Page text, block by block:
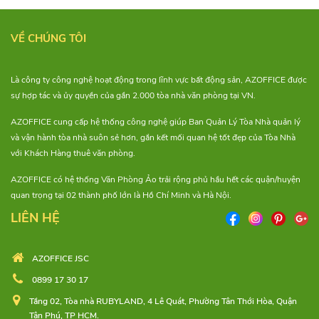
VỀ CHÚNG TÔI
Là công ty công nghệ hoạt động trong lĩnh vực bất động sản, AZOFFICE được
sự hợp tác và ủy quyền của gần 2.000 tòa nhà văn phòng tại VN.
AZOFFICE cung cấp hệ thống công nghệ giúp Ban Quản Lý Tòa Nhà quản lý
và vận hành tòa nhà suôn sẻ hơn, gắn kết mối quan hệ tốt đẹp của Tòa Nhà
với Khách Hàng thuê văn phòng.
AZOFFICE có hệ thống Văn Phòng Ảo trải rộng phủ hầu hết các quận/huyện
quan trọng tại 02 thành phố lớn là Hồ Chí Minh và Hà Nội.
LIÊN HỆ
AZOFFICE JSC
0899 17 30 17
Tầng 02, Tòa nhà RUBYLAND, 4 Lê Quát, Phường Tân Thới Hòa, Quận
Tân Phú, TP HCM.